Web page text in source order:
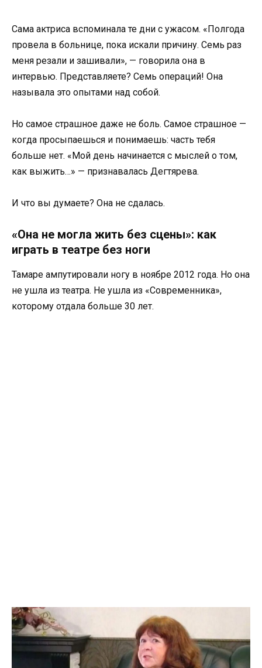
Сама актриса вспоминала те дни с ужасом. «Полгода
провела в больнице, пока искали причину. Семь раз
меня резали и зашивали», — говорила она в
интервью. Представляете? Семь операций! Она
называла это опытами над собой.
Но самое страшное даже не боль. Самое страшное —
когда просыпаешься и понимаешь: часть тебя
больше нет. «Мой день начинается с мыслей о том,
как выжить…» — признавалась Дегтярева.
И что вы думаете? Она не сдалась.
«Она не могла жить без сцены»: как
играть в театре без ноги
Тамаре ампутировали ногу в ноябре 2012 года. Но она
не ушла из театра. Не ушла из «Современника»,
которому отдала больше 30 лет.